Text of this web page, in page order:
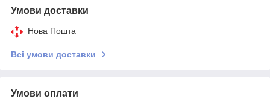
Умови доставки
Нова Пошта
Всі умови доставки
Умови оплати